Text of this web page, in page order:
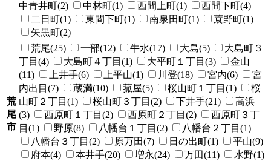
中青井町(2)
中林町(1) 西間上町(1)
西間下町(4)
二日町(1)
東間下町(1) 南泉田町(1)
蓑野町(1)
矢黒町(2)
荒
尾
市
荒尾(25) 一部(12) 牛水(17) 大島(5)
大島町３
丁目(4)
大島町４丁目(1) 大平町１丁目(3)
金山
(11)
上井手(6) 上平山(1) 川登(18) 宮内(6)
宮
内出目(7)
蔵満(10) 菰屋(5) 桜山町１丁目(1)
桜
山町２丁目(1)
桜山町３丁目(2) 下井手(21)
高浜
(3)
西原町１丁目(2) 西原町２丁目(2)
西原町３丁
目(1)
野原(8) 八幡台１丁目(2)
八幡台２丁目(1)
八幡台３丁目(2)
原万田(7) 日の出町(1)
平山(9)
府本(4)
本井手(20) 増永(24) 万田(11)
水野(1)